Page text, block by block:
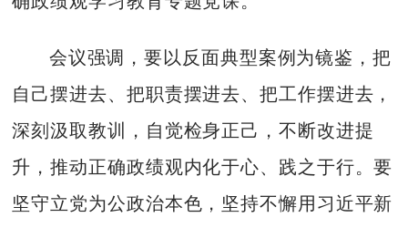
会议强调，要以反面典型案例为镜鉴，把
自己摆进去、把职责摆进去、把工作摆进去，
深刻汲取教训，自觉检身正己，不断改进提
升，推动正确政绩观内化于心、践之于行。要
坚守立党为公政治本色，坚持不懈用习近平新